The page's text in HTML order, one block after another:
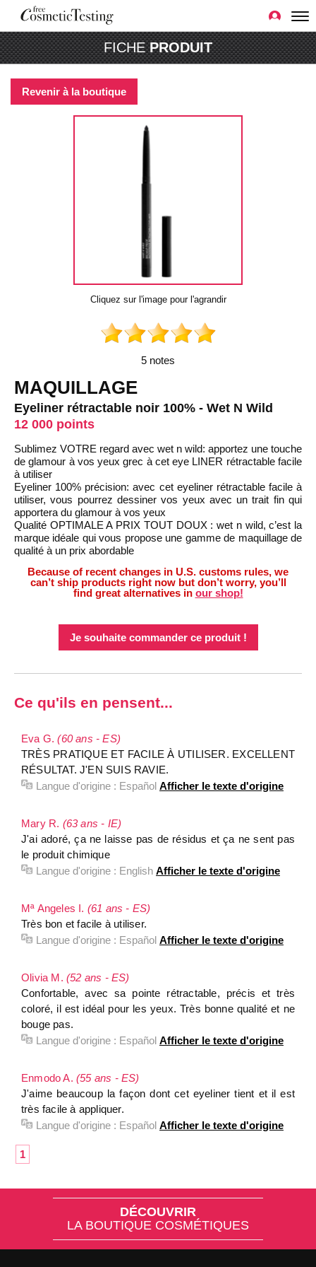
FICHEPRODUIT
Revenir à la boutique
Cliquez sur l'image pour l'agrandir
5 notes
MAQUILLAGE
Eyeliner rétractable noir 100% - Wet N Wild
12 000 points
Sublimez VOTRE regard avec wet n wild: apportez une touche
de glamour à vos yeux grec à cet eye LINER rétractable facile
à utiliser
Eyeliner 100% précision: avec cet eyeliner rétractable facile à
utiliser, vous pourrez dessiner vos yeux avec un trait fin qui
apportera du glamour à vos yeux
Qualité OPTIMALE A PRIX TOUT DOUX : wet n wild, c’est la
marque idéale qui vous propose une gamme de maquillage de
qualité à un prix abordable
Because of recent changes in U.S. customs rules, we
can’t ship products right now but don’t worry, you’ll
find great alternatives in our shop!
Je souhaite commander ce produit !
Ce qu'ils en pensent...
Eva G.(60 ans - ES)
TRÈS PRATIQUE ET FACILE À UTILISER. EXCELLENT
RÉSULTAT. J'EN SUIS RAVIE.
Langue d'origine : Español Afficher le texte d'origine
Mary R. (63 ans - IE)
J'ai adoré, ça ne laisse pas de résidus et ça ne sent pas
le produit chimique
Langue d'origine : English Afficher le texte d'origine
Mª Angeles I. (61 ans - ES)
Très bon et facile à utiliser.
Langue d'origine : Español Afficher le texte d'origine
Olivia M. (52 ans - ES)
Confortable, avec sa pointe rétractable, précis et très
coloré, il est idéal pour les yeux. Très bonne qualité et ne
bouge pas.
Langue d'origine : Español Afficher le texte d'origine
Enmodo A. (55 ans - ES)
J'aime beaucoup la façon dont cet eyeliner tient et il est
très facile à appliquer.
Langue d'origine : Español Afficher le texte d'origine
1
DÉCOUVRIR
LA BOUTIQUE COSMÉTIQUES